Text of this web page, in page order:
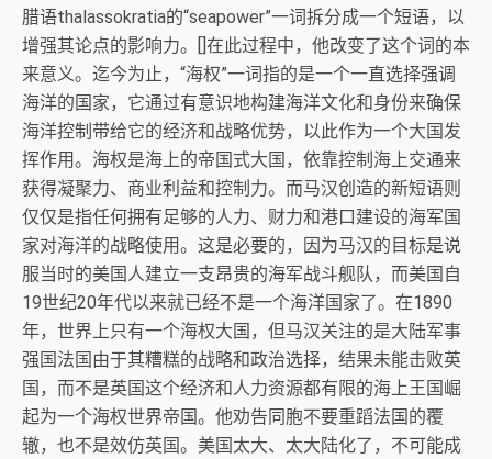
腊语thalassokratia的“seapower”一词拆分成一个短语，以
增强其论点的影响力。[]在此过程中，他改变了这个词的本
来意义。迄今为止，“海权”一词指的是一个一直选择强调
海洋的国家，它通过有意识地构建海洋文化和身份来确保
海洋控制带给它的经济和战略优势，以此作为一个大国发
挥作用。海权是海上的帝国式大国，依靠控制海上交通来
获得凝聚力、商业利益和控制力。而马汉创造的新短语则
仅仅是指任何拥有足够的人力、财力和港口建设的海军国
家对海洋的战略使用。这是必要的，因为马汉的目标是说
服当时的美国人建立一支昂贵的海军战斗舰队，而美国自
19世纪20年代以来就已经不是一个海洋国家了。在1890
年，世界上只有一个海权大国，但马汉关注的是大陆军事
强国法国由于其糟糕的战略和政治选择，结果未能击败英
国，而不是英国这个经济和人力资源都有限的海上王国崛
起为一个海权世界帝国。他劝告同胞不要重蹈法国的覆
辙，也不是效仿英国。美国太大、太大陆化了，不可能成